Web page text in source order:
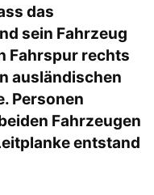
das
sein Fahrzeug
Fahrspur rechts
ausländischen
Personen
Fahrzeugen
entstand